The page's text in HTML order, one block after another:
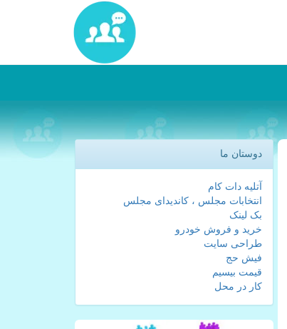
دوستان ما
آتلیه دات کام
انتخابات مجلس ، کاندیدای مجلس
بک لینک
خرید و فروش خودرو
طراحی سایت
فیش حج
قیمت بیسیم
کار در محل